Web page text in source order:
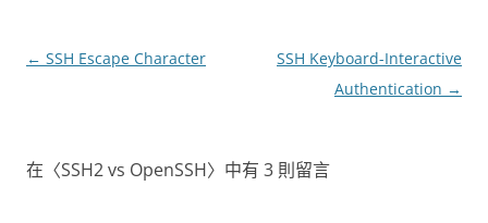
文
← SSH Escape Character
SSH Keyboard-Interactive
Authentication →
在〈SSH2 vs OpenSSH〉中有 3 則留言